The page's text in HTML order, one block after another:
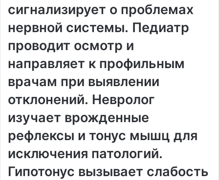
сигнализирует о проблемах
нервной системы․ Педиатр
проводит осмотр и
направляет к профильным
врачам при выявлении
отклонений․ Невролог
изучает врожденные
рефлексы и тонус мышц для
исключения патологий․
Гипотонус вызывает слабость